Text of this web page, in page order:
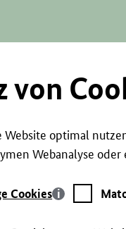
von
Website optimal
Webanalyse
Cookies
Matomo